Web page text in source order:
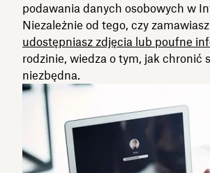
podawania danych osobowych w
Niezależnie od tego, czy
udostępniasz zdjęcia lub poufne
rodzinie, wiedza o tym, jak chronić
niezbędna.